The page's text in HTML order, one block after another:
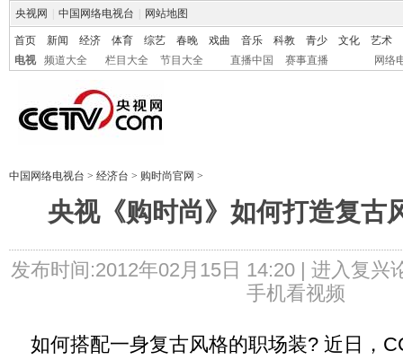
央视网 中国网络电视台 网站地图
首页 新闻 经济 体育 综艺 春晚 戏曲 音乐 科教 青少 文化
艺术
电视
频道大全 栏目大全 节目大全 直播中国 赛事直播 网络
中国网络电视台 > 经济台 > 购时尚官网 >
央视《购时尚》如何打造复古
发布时间:2012年02月15日 14:20 | 进入复兴
手机看视频
如何搭配一身复古风格的职场装? 近日，